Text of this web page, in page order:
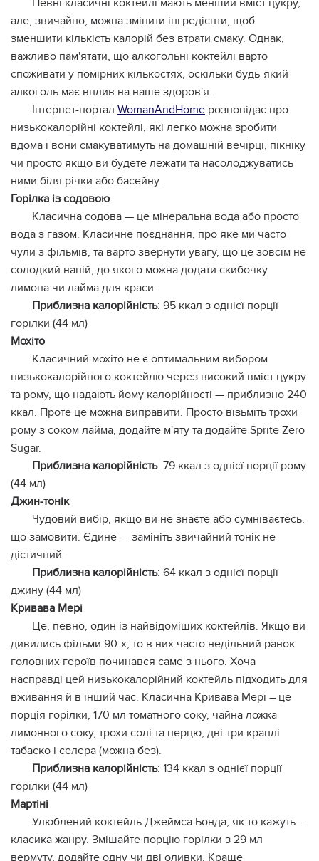
Певні класичні коктейлі мають менший вміст цукру,
але, звичайно, можна змінити інгредієнти, щоб
зменшити кількість калорій без втрати смаку. Однак,
важливо пам'ятати, що алкогольні коктейлі варто
споживати у помірних кількостях, оскільки будь-який
алкоголь має вплив на наше здоров'я.
Інтернет-портал WomanAndHome розповідає про
низькокалорійні коктейлі, які легко можна зробити
вдома і вони смакуватимуть на домашній вечірці, пікніку
чи просто якщо ви будете лежати та насолоджуватись
ними біля річки або басейну.
Горілка із содовою
Класична содова — це мінеральна вода або просто
вода з газом. Класичне поєднання, про яке ми часто
чули з фільмів, та варто звернути увагу, що це зовсім не
солодкий напій, до якого можна додати скибочку
лимона чи лайма для краси.
Приблизна калорійність: 95 ккал з однієї порції
горілки (44 мл)
Мохіто
Класичний мохіто не є оптимальним вибором
низькокалорійного коктейлю через високий вміст цукру
та рому, що надають йому калорійності — приблизно 240
ккал. Проте це можна виправити. Просто візьміть трохи
рому з соком лайма, додайте м'яту та додайте Sprite Zero
Sugar.
Приблизна калорійність: 79 ккал з однієї порції рому
(44 мл)
Джин-тонік
Чудовий вибір, якщо ви не знаєте або сумніваєтесь,
що замовити. Єдине — замініть звичайний тонік не
дієтичний.
Приблизна калорійність: 64 ккал з однієї порції
джину (44 мл)
Кривава Мері
Це, певно, один із найвідоміших коктейлів. Якщо ви
дивились фільми 90-х, то в них часто недільний ранок
головних героїв починався саме з нього. Хоча
насправді цей низькокалорійний коктейль підходить для
вживання й в інший час. Класична Кривава Мері – це
порція горілки, 170 мл томатного соку, чайна ложка
лимонного соку, трохи солі та перцю, дві-три краплі
табаско і селера (можна без).
Приблизна калорійність: 134 ккал з однієї порції
горілки (44 мл)
Мартіні
Улюблений коктейль Джеймса Бонда, як то кажуть –
класика жанру. Змішайте порцію горілки з 29 мл
вермуту, додайте одну чи дві оливки. Краще